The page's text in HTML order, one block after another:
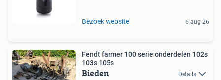
Bezoek website 6 aug 26
Fendt farmer 100 serie onderdelen 102s
103s 105s
Bieden Details